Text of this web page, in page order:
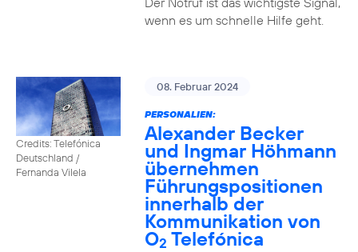
wenn es um schnelle Hilfe geht.
Credits: Telefónica
Deutschland /
Fernanda Vilela
08. Februar 2024
PERSONALIEN:
Alexander Becker
und Ingmar Höhmann
übernehmen
Führungspositionen
innerhalb der
Kommunikation von
O2 Telefónica